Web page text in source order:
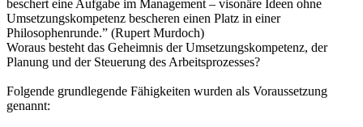
beschert eine Aufgabe im Management – visonäre Ideen ohne
Umsetzungskompetenz bescheren einen Platz in einer
Philosophenrunde.” (Rupert Murdoch)
Woraus besteht das Geheimnis der Umsetzungskompetenz, der
Planung und der Steuerung des Arbeitsprozesses?
Folgende grundlegende Fähigkeiten wurden als Voraussetzung
genannt: